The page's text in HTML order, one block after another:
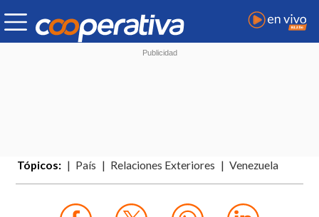
Tópicos: País Relaciones Exteriores Venezuela